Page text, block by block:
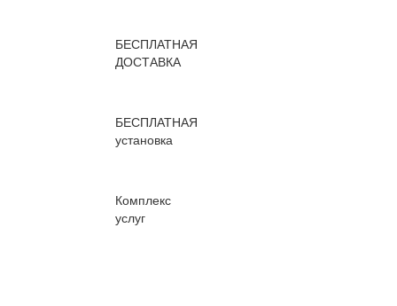
БЕСПЛАТНАЯ
ДОСТАВКА
БЕСПЛАТНАЯ
установка
Комплекс
услуг